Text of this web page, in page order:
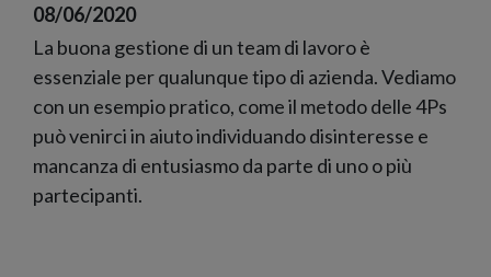
08/06/2020
La buona gestione di un team di lavoro è
essenziale per qualunque tipo di azienda. Vediamo
con un esempio pratico, come il metodo delle 4Ps
può venirci in aiuto individuando disinteresse e
mancanza di entusiasmo da parte di uno o più
partecipanti.